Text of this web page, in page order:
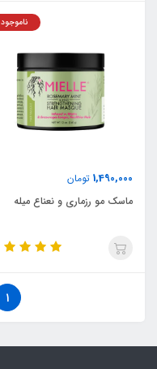
1,490,000 تومان
ناموجود
ماسک مو رزماری و نعناع میله
1